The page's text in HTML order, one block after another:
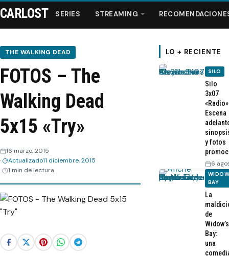
Series
Streaming
Recomendaciones
Videos
CARLOST SERIES STREAMING
THE WALKING DEAD
FOTOS – The
Walking Dead
5x15 «Try»
16 marzo, 2015
Actualizado11 diciembre, 2015
1 min de lectura
LO + RECIENTE
SILO
Silo
3x07
Escena
y fotos
6
BAY
La
de
Widow’s
Bay:
una